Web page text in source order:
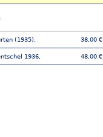
(1935),
38,00 €
1936, 48,00 €